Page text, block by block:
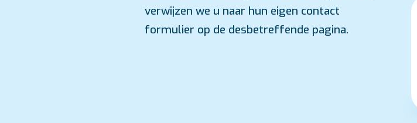
verwijzen we u naar hun eigen contact
formulier op de desbetreffende pagina.